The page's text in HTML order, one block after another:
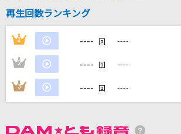
家族や友達と一緒に！練習にも！
再生回数ランキング
1 ---- 回 ----
2 ---- 回 ----
3 ---- 回 ----